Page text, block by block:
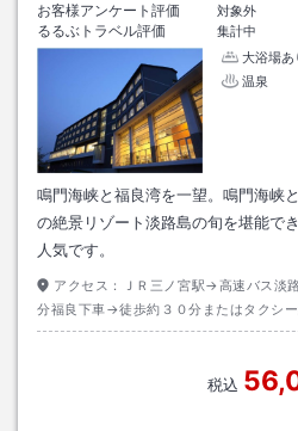
お客様アンケート評価
対象外
るるぶトラベル評価
集計中
大浴場あ
温泉
鳴門海峡と福良湾を一望。鳴門海峡
の絶景リゾート淡路島の旬を堪能で
人気です。
アクセス：
ＪＲ三ノ宮駅→高速バス淡
分福良下車→徒歩約３０分またはタクシ
税込